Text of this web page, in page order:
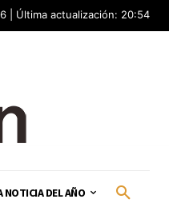
| Última actualización: 20:54
NOTICIA DEL AÑO